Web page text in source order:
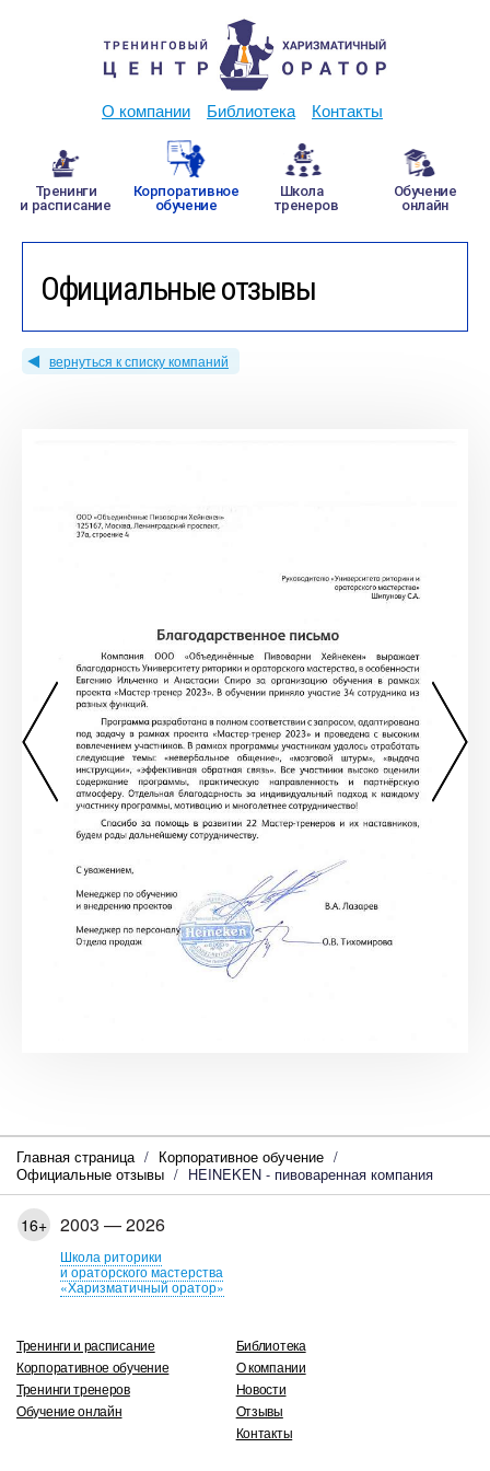
О компании Библиотека Контакты
Тренинги
и расписание
Корпоративное
обучение
Школа
тренеров
Обучение
онлайн
Официальные отзывы
вернуться к списку компаний
Главная страница
Корпоративное обучение
Официальные отзывы
HEINEKEN - пивоваренная компания
16+ 2003 — 2026
Школа риторики
и ораторского мастерства
«Харизматичный оратор»
Тренинги и расписание
Корпоративное обучение
Тренинги тренеров
Обучение онлайн
Библиотека
О компании
Новости
Отзывы
Контакты